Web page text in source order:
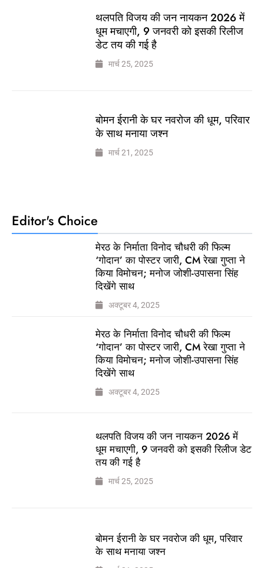
थलपति विजय की जन नायकन 2026 में
धूम मचाएगी, 9 जनवरी को इसकी रिलीज
डेट तय की गई है
मार्च 25, 2025
बोमन ईरानी के घर नवरोज की धूम, परिवार
के साथ मनाया जश्न
मार्च 21, 2025
Editor's Choice
मेरठ के निर्माता विनोद चौधरी की फिल्म
‘गोदान’ का पोस्टर जारी, CM रेखा गुप्ता ने
किया विमोचन; मनोज जोशी-उपासना सिंह
दिखेंगे साथ
अक्टूबर 4, 2025
मेरठ के निर्माता विनोद चौधरी की फिल्म
‘गोदान’ का पोस्टर जारी, CM रेखा गुप्ता ने
किया विमोचन; मनोज जोशी-उपासना सिंह
दिखेंगे साथ
अक्टूबर 4, 2025
थलपति विजय की जन नायकन 2026 में
धूम मचाएगी, 9 जनवरी को इसकी रिलीज डेट
तय की गई है
मार्च 25, 2025
बोमन ईरानी के घर नवरोज की धूम, परिवार
के साथ मनाया जश्न